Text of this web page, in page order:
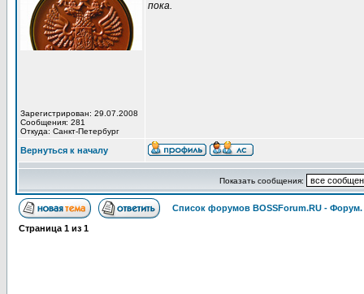
Зарегистрирован: 29.07.2008
Сообщения: 281
Откуда: Санкт-Петербург
пока.
Вернуться к началу
Показать сообщения:
Список форумов BOSSForum.RU -
Страница 1 из 1